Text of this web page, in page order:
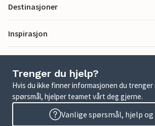
Destinasjoner
Inspirasjon
Trenger du hjelp?
Hvis du ikke finner informasjonen du trenger
spørsmål, hjelper teamet vårt deg gjerne.
Vanlige spørsmål, hjelp